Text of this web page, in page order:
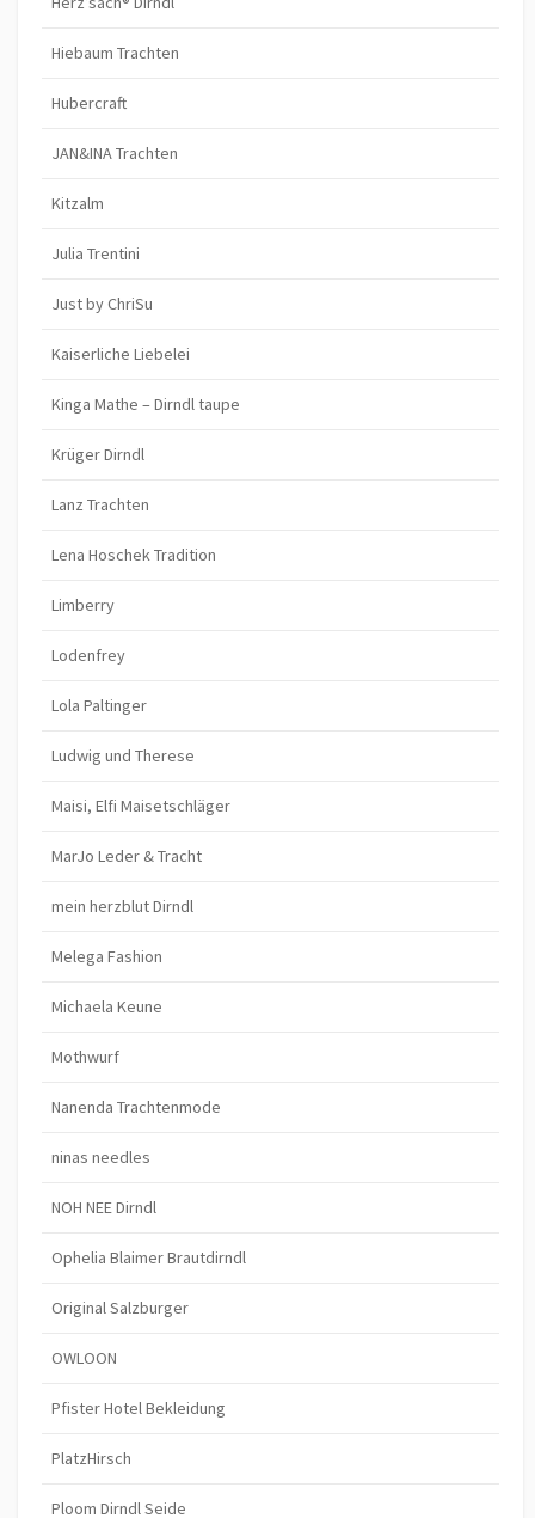
Hiebaum Trachten
Hubercraft
JAN&INA Trachten
Kitzalm
Julia Trentini
Just by ChriSu
Kaiserliche Liebelei
Kinga Mathe – Dirndl taupe
Krüger Dirndl
Lanz Trachten
Lena Hoschek Tradition
Limberry
Lodenfrey
Lola Paltinger
Ludwig und Therese
Maisi, Elfi Maisetschläger
MarJo Leder & Tracht
mein herzblut Dirndl
Melega Fashion
Michaela Keune
Mothwurf
Nanenda Trachtenmode
ninas needles
NOH NEE Dirndl
Ophelia Blaimer Brautdirndl
Original Salzburger
OWLOON
Pfister Hotel Bekleidung
PlatzHirsch
Ploom Dirndl Seide